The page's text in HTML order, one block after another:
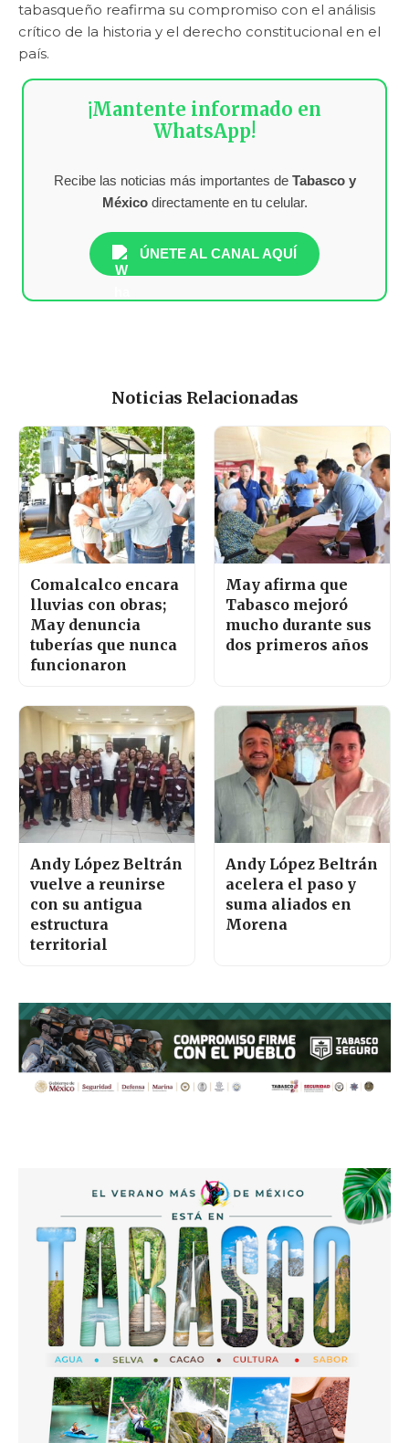
tabasqueño reafirma su compromiso con el análisis
crítico de la historia y el derecho constitucional en el
país.
¡Mantente informado en
WhatsApp!
Recibe las noticias más importantes de Tabasco y
Méxicodirectamente en tu celular.
ÚNETE AL CANAL AQUÍ
Noticias Relacionadas
Comalcalco encara
lluvias con obras;
May denuncia
tuberías que nunca
funcionaron
May afirma que
Tabasco mejoró
mucho durante sus
dos primeros años
Andy López Beltrán
vuelve a reunirse
con su antigua
estructura
territorial
Andy López Beltrán
acelera el paso y
suma aliados en
Morena